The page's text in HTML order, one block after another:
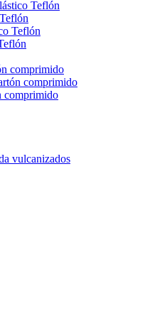
Teflón
Teflón
comprimido
comprimido
comprimido
vulcanizados